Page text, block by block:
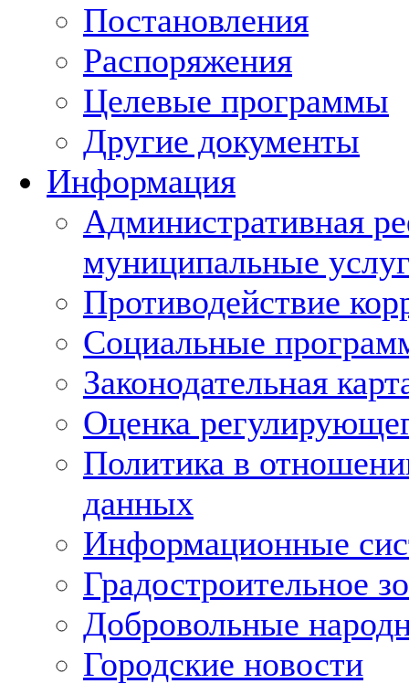
Постановления
Распоряжения
Целевые программы
Другие документы
Информация
Административная
муниципальные
Противодействие
Социальные
Законодательная
Оценка
Политика в
данных
Информационные
Градостроительное
Добровольные
Городские новости